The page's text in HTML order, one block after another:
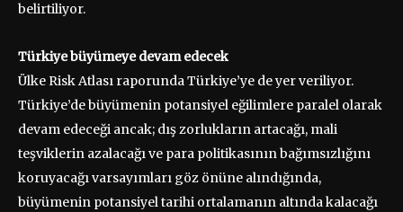
belirtiliyor.
Türkiye büyümeye devam edecek
Ülke Risk Atlası raporunda Türkiye’ye de yer veriliyor.
Türkiye’de büyümenin potansiyel eğilimlere paralel olarak
devam edeceği ancak; dış zorlukların artacağı, mali
teşviklerin azalacağı ve para politikasının bağımsızlığını
koruyacağı varsayımları göz önüne alındığında,
büyümenin potansiyel tarihi ortalamanın altında kalacağı